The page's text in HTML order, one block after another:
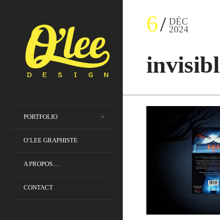
PORTFOLIO
O’LEE GRAPHISTE
A PROPOS…
CONTACT
6 DÉC
2024